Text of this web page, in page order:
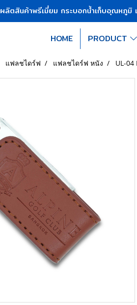
ผลิตสินค้าพรีเมี่ยม กระบอกน้ำเก็บอุณหภูมิ
HOME PRODUCT
แฟลชไดร์ฟ แฟลชไดร์ฟ หนัง UL-